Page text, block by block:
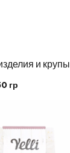
и крупы
гр